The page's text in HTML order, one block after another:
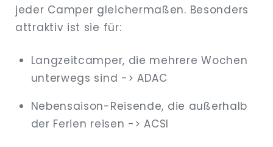
jeder Camper gleichermaßen. Besonders
attraktiv ist sie für:
Langzeitcamper, die mehrere Wochen
unterwegs sind -> ADAC
Nebensaison-Reisende, die außerhalb
der Ferien reisen -> ACSI